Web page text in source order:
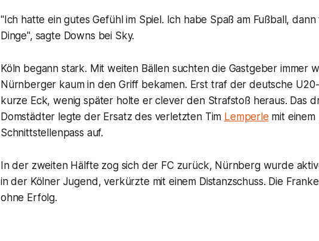
"Ich hatte ein gutes Gefühl im Spiel. Ich habe Spaß am Fußball,
Dinge", sagte Downs bei Sky.
Köln begann stark. Mit weiten Bällen suchten die Gastgeber immer
Nürnberger kaum in den Griff bekamen. Erst traf der deutsche
kurze Eck, wenig später holte er clever den Strafstoß heraus. Das
Domstädter legte der Ersatz des verletzten Tim Lemperle mit
Schnittstellenpass auf.
In der zweiten Hälfte zog sich der FC zurück, Nürnberg wurde
in der Kölner Jugend, verkürzte mit einem Distanzschuss. Die
ohne Erfolg.